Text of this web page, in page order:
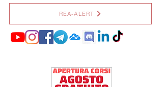
REA-ALERT